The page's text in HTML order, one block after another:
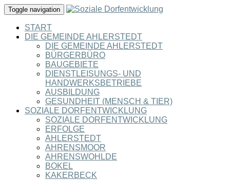
Toggle navigation
START
DIE GEMEINDE AHLERSTEDT
DIE GEMEINDE AHLERSTEDT
BÜRGERBÜRO
BAUGEBIETE
DIENSTLEISUNGS- UND
HANDWERKSBETRIEBE
AUSBILDUNG
GESUNDHEIT (MENSCH & TIER)
SOZIALE DORFENTWICKLUNG
SOZIALE DORFENTWICKLUNG
ERFOLGE
AHLERSTEDT
AHRENSMOOR
AHRENSWOHLDE
BOKEL
KAKERBECK